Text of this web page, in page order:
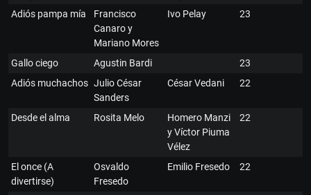
Adiós pampa mía
Francisco
Canaro y
Mariano Mores
Ivo Pelay 23
Gallo ciego Agustin Bardi
23
Adiós muchachos Julio César
Sanders
César Vedani 22
Desde el alma Rosita Melo
Homero Manzi
y Víctor Piuma
Vélez
22
El once (A
divertirse)
Osvaldo
Fresedo
Emilio Fresedo 22